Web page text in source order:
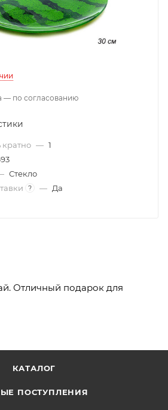
— по согласованию
— 1
Стекло
? — Да
Отличный подарок для
КАТАЛОГ
ПОСТУПЛЕНИЯ